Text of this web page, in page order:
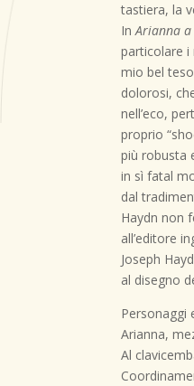
tastiera, la
InArianna a
particolare i
mio bel
dolorosi,
nell’eco,
proprio
più robusta
in sì fatal
dal
Haydn non
all’editore
Joseph
al disegno
Personaggi
Arianna,
Al